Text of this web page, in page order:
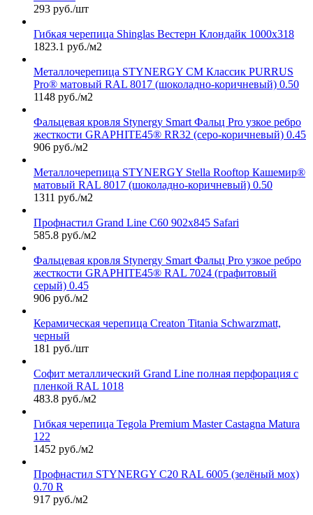
293 руб./шт
Гибкая черепица Shinglas Вестерн Клондайк 1000х318
1823.1 руб./м2
Металлочерепица STYNERGY СМ Классик PURRUS
Pro® матовый RAL 8017 (шоколадно-коричневый) 0.50
1148 руб./м2
Фальцевая кровля Stynergy Smart Фальц Pro узкое ребро
жесткости GRAPHITE45® RR32 (серо-коричневый) 0.45
906 руб./м2
Металлочерепица STYNERGY Stella Rooftop Кашемир®
матовый RAL 8017 (шоколадно-коричневый) 0.50
1311 руб./м2
Профнастил Grand Line С60 902х845 Safari
585.8 руб./м2
Фальцевая кровля Stynergy Smart Фальц Pro узкое ребро
жесткости GRAPHITE45® RAL 7024 (графитовый
серый) 0.45
906 руб./м2
Керамическая черепица Сreaton Titania Schwarzmatt,
черный
181 руб./шт
Софит металлический Grand Line полная перфорация с
пленкой RAL 1018
483.8 руб./м2
Гибкая черепица Tegola Premium Master Castagna Matura
122
1452 руб./м2
Профнастил STYNERGY С20 RAL 6005 (зелёный мох)
0.70 R
917 руб./м2